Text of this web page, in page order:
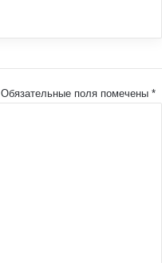
Обязательные поля помечены *